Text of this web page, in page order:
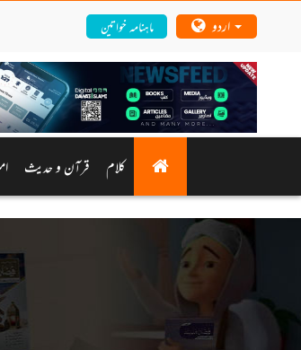
ماہنامہ خواتین
کلام قرآن و حدیث